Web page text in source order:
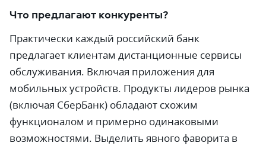
Что предлагают конкуренты?
Практически каждый российский банк
предлагает клиентам дистанционные сервисы
обслуживания. Включая приложения для
мобильных устройств. Продукты лидеров рынка
(включая СберБанк) обладают схожим
функционалом и примерно одинаковыми
возможностями. Выделить явного фаворита в